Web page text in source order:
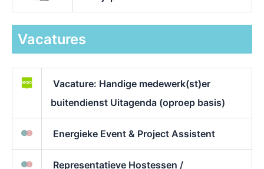
Vacatures
Vacature: Handige medewerk(st)er
buitendienst Uitagenda (oproep basis)
Energieke Event & Project Assistent
Representatieve Hostessen /